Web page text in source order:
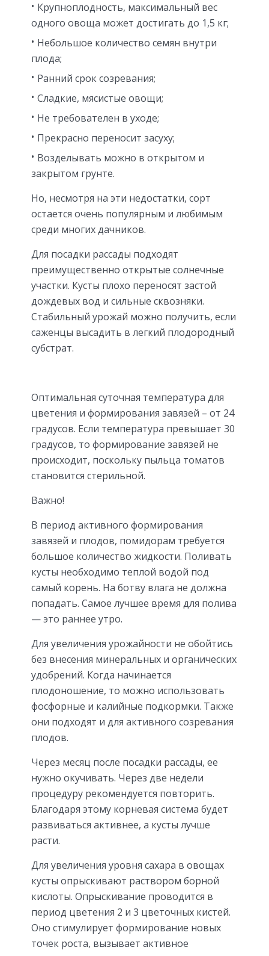
Крупноплодность, максимальный вес
одного овоща может достигать до 1,5 кг;
Небольшое количество семян внутри
плода;
Ранний срок созревания;
Сладкие, мясистые овощи;
Не требователен в уходе;
Прекрасно переносит засуху;
Возделывать можно в открытом и
закрытом грунте.
Но, несмотря на эти недостатки, сорт
остается очень популярным и любимым
среди многих дачников.
Для посадки рассады подходят
преимущественно открытые солнечные
участки. Кусты плохо переносят застой
дождевых вод и сильные сквозняки.
Стабильный урожай можно получить, если
саженцы высадить в легкий плодородный
субстрат.
Оптимальная суточная температура для
цветения и формирования завязей – от 24
градусов. Если температура превышает 30
градусов, то формирование завязей не
происходит, поскольку пыльца томатов
становится стерильной.
Важно!
В период активного формирования
завязей и плодов, помидорам требуется
большое количество жидкости. Поливать
кусты необходимо теплой водой под
самый корень. На ботву влага не должна
попадать. Самое лучшее время для полива
— это раннее утро.
Для увеличения урожайности не обойтись
без внесения минеральных и органических
удобрений. Когда начинается
плодоношение, то можно использовать
фосфорные и калийные подкормки. Также
они подходят и для активного созревания
плодов.
Через месяц после посадки рассады, ее
нужно окучивать. Через две недели
процедуру рекомендуется повторить.
Благодаря этому корневая система будет
развиваться активнее, а кусты лучше
расти.
Для увеличения уровня сахара в овощах
кусты опрыскивают раствором борной
кислоты. Опрыскивание проводится в
период цветения 2 и 3 цветочных кистей.
Оно стимулирует формирование новых
точек роста, вызывает активное